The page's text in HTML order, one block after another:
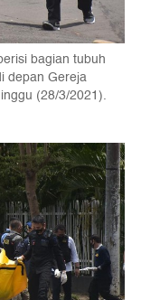
bagian tubuh
depan Gereja
(28/3/2021).